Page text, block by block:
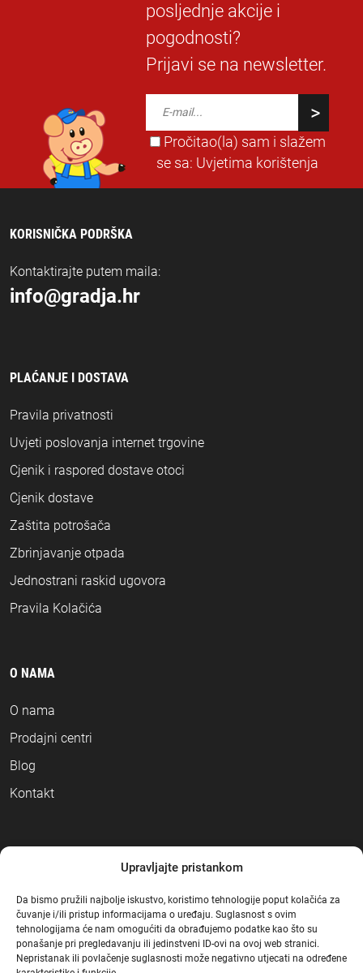
Upravljajte pristankom
Da bismo pružili najbolje iskustvo, koristimo tehnologije poput kolačića za
čuvanje i/ili pristup informacijama o uređaju. Suglasnost s ovim
tehnologijama će nam omogućiti da obrađujemo podatke kao što su
ponašanje pri pregledavanju ili jedinstveni ID-ovi na ovoj web stranici.
Nepristanak ili povlačenje suglasnosti može negativno utjecati na određene
posljednje akcije i
pogodnosti?
Prijavi se na newsletter.
Pročitao(la) sam i slažem
se sa: Uvjetima korištenja
KORISNIČKA PODRŠKA
Kontaktirajte putem maila:
info@gradja.hr
PLAĆANJE I DOSTAVA
Pravila privatnosti
Uvjeti poslovanja internet trgovine
Cjenik i raspored dostave otoci
Cjenik dostave
Zaštita potrošača
Zbrinjavanje otpada
Jednostrani raskid ugovora
Pravila Kolačića
O NAMA
O nama
Prodajni centri
Blog
Kontakt